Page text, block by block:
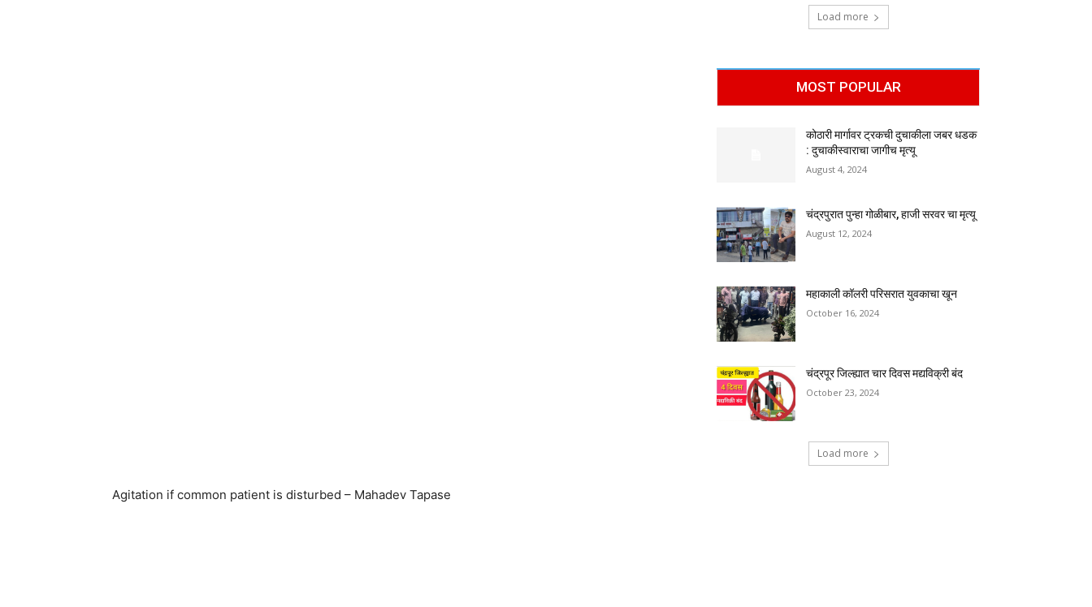
Agitation if common patient is disturbed – Mahadev Tapase
Load more
MOST POPULAR
कोठारी मार्गावर ट्रकची दुचाकीला जबर धडक
: दुचाकीस्वाराचा जागीच मृत्यू
August 4, 2024
चंद्रपुरात पुन्हा गोळीबार, हाजी सरवर चा मृत्यू
August 12, 2024
महाकाली कॉलरी परिसरात युवकाचा खून
October 16, 2024
चंद्रपूर जिल्ह्यात चार दिवस मद्यविक्री बंद
October 23, 2024
Load more